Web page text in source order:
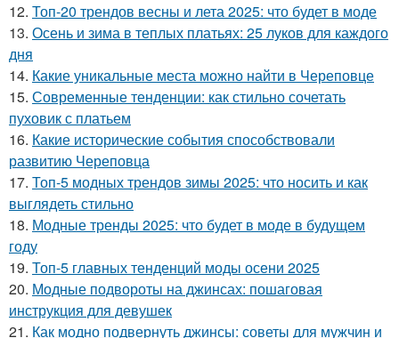
12. Топ-20 трендов весны и лета 2025: что будет в моде
13. Осень и зима в теплых платьях: 25 луков для каждого
дня
14. Какие уникальные места можно найти в Череповце
15. Современные тенденции: как стильно сочетать
пуховик с платьем
16. Какие исторические события способствовали
развитию Череповца
17. Топ-5 модных трендов зимы 2025: что носить и как
выглядеть стильно
18. Модные тренды 2025: что будет в моде в будущем
году
19. Топ-5 главных тенденций моды осени 2025
20. Модные подвороты на джинсах: пошаговая
инструкция для девушек
21. Как модно подвернуть джинсы: советы для мужчин и